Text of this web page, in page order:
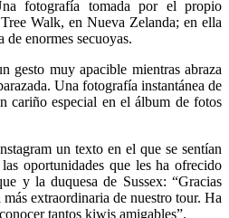
fotografía tomada por el propio
Walk, en Nueva Zelanda; en ella
de enormes secuoyas.
gesto muy apacible mientras abraza
Una fotografía instantánea de
cariño especial en el álbum de fotos
un texto en el que se sentían
oportunidades que les ha ofrecido
y la duquesa de Sussex: “Gracias
extraordinaria de nuestro tour. Ha
tantos kiwis amigables”.